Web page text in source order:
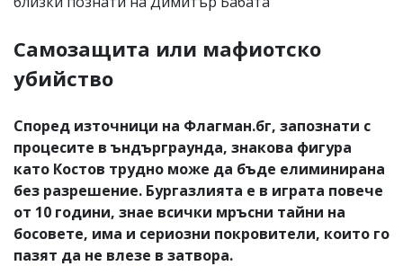
Самозащита или мафиотско
убийство
Според източници на Флагман.бг, запознати с
процесите в ъндърграунда, знакова фигура
като Костов трудно може да бъде елиминирана
без разрешение. Бургазлията е в играта повече
от 10 години, знае всички мръсни тайни на
босовете, има и сериозни покровители, които го
пазят да не влезе в затвора.